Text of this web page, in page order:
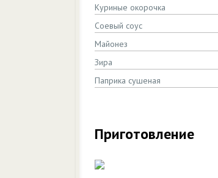
Куриные окорочка
Соевый соус
Майонез
Зира
Паприка сушеная
Приготовление